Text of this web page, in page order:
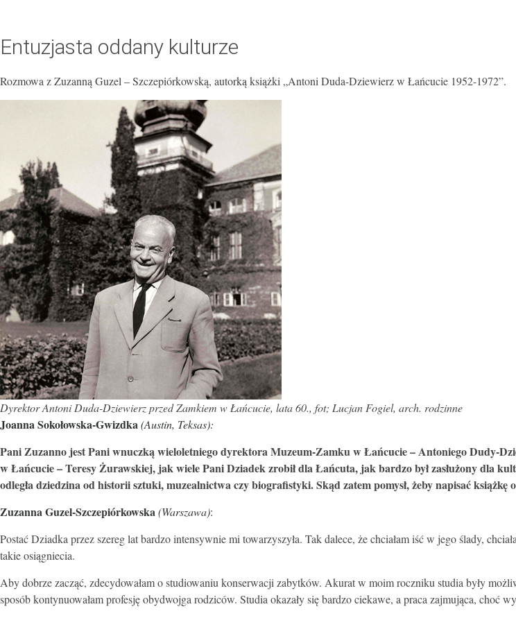
Entuzjasta oddany kulturze
Rozmowa z Zuzanną Guzel – Szczepiórkowską, autorką książki „Antoni Duda-Dziewierz w Łańcucie 1952-1972”.
Dyrektor Antoni Duda-Dziewierz przed Zamkiem w Łańcucie, lata 60., fot; Lucjan Fogiel, arch. rodzinne
Joanna Sokołowska-Gwizdka(Austin, Teksas):
Pani Zuzanno jest Pani wnuczką wieloletniego dyrektora Muzeum-Zamku w Łańcucie – Antoniego Dudy-
w Łańcucie – Teresy Żurawskiej, jak wiele Pani Dziadek zrobił dla Łańcuta, jak bardzo był zasłużony dla
odległa dziedzina od historii sztuki, muzealnictwa czy biografistyki. Skąd zatem pomysł, żeby napisać książkę
Zuzanna Guzel-Szczepiórkowska(Warszawa):
Postać Dziadka przez szereg lat bardzo intensywnie mi towarzyszyła. Tak dalece, że chciałam iść w jego ślady,
takie osiągniecia.
Aby dobrze zacząć, zdecydowałam o studiowaniu konserwacji zabytków. Akurat w moim roczniku studia były
sposób kontynuowałam profesję obydwojga rodziców. Studia okazały się bardzo ciekawe, a praca zajmująca, choć